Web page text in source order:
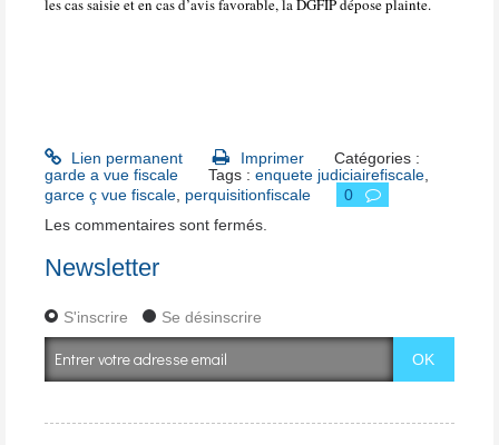
les cas saisie et en cas d’avis favorable, la DGFIP dépose plainte.
Lien permanent Imprimer
Catégories :
garde a vue fiscale
Tags :enquete judiciairefiscale
garce ç vue fiscale perquisitionfiscale
0
Les commentaires sont fermés.
Newsletter
S'inscrire Se désinscrire